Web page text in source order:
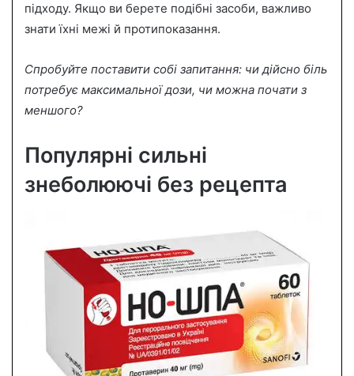
підходу. Якщо ви берете подібні засоби, важливо
знати їхні межі й протипоказання.
Спробуйте поставити собі запитання: чи дійсно біль
потребує максимальної дози, чи можна почати з
меншого?
Популярні сильні
знеболюючі без рецепта